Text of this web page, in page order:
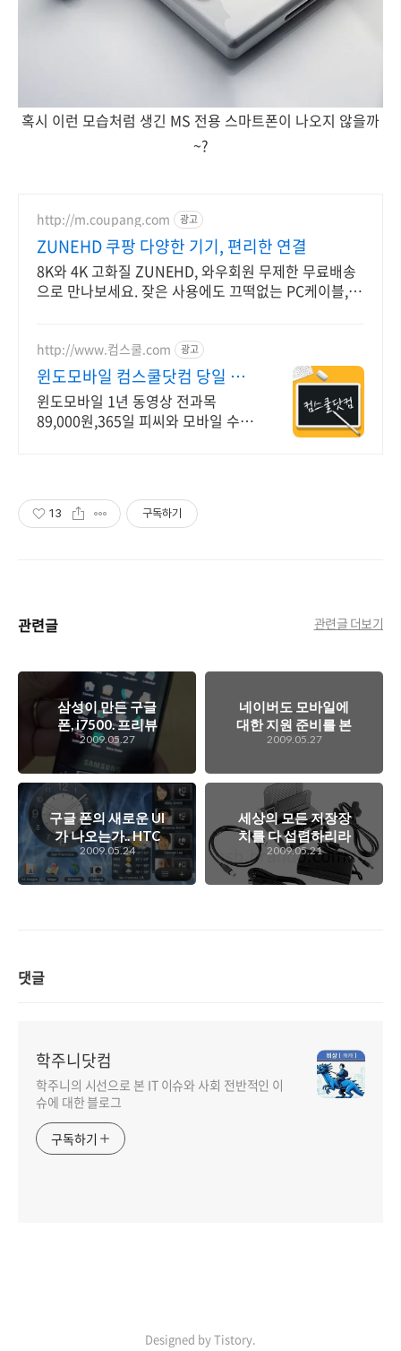
혹시 이런 모습처럼 생긴 MS 전용 스마트폰이 나오지 않을까
~?
http://m.coupang.com 광고
ZUNEHD 쿠팡 다양한 기기, 편리한 연결
8K와 4K 고화질 ZUNEHD, 와우회원 무제한 무료배송
으로 만나보세요. 잦은 사용에도 끄떡없는 PC케이블,
http://www.컴스쿨.com 광고
윈도모바일 컴스쿨닷컴 당일 신
청&결제시 기프티콘!
윈도모바일 1년 동영상 전과목
89,000원,365일 피씨와 모바일 수강
13 구독하기
관련글 관련글 더보기
삼성이 만든 구글
폰, i7500. 프리뷰
동영상
2009.05.27
네이버도 모바일에
대한 지원 준비를 본
격적으로 시작하다.
회
2009.05.27
구글 폰의 새로운 UI
가 나오는가.. HTC
Hero
2009.05.24
세상의 모든 저장장
치를 다 섭렵하리라
~ Dual SATA HDD
Multi-Function
Dock
2009.05.21
댓글
학주니닷컴
학주니의 시선으로 본 IT 이슈와 사회 전반적인 이
슈에 대한 블로그
구독하기
Designed by Tistory.